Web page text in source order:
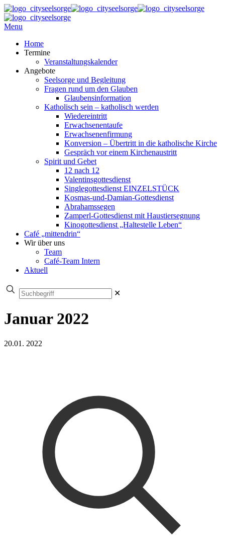
Menu
Home
Termine
Veranstaltungskalender
Angebote
Seelsorge und Begleitung
Fragen rund um den Glauben
Glaubensinformation
Katholisch sein – katholisch werden
Wiedereintritt
Erwachsenentaufe
Erwachsenenfirmung
Konversion – Übertritt in die katholische Kirche
Gespräch vor einem Kirchenaustritt
Spirit und Gebet
12 nach 12
Valentinsgottesdienst
Singlegottesdienst EINZELSTÜCK
Kosmas-und-Damian-Gottesdienst
Abrahamssegen
Zamperl-Gottesdienst mit Haustiersegnung
Kinogottesdienst „Haltestelle Leben“
Café „mittendrin“
Wir über uns
Team
Café-Team Intern
Aktuell
✕
Januar 2022
20.01. 2022